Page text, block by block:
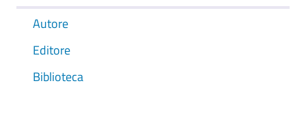
Autore
Editore
Biblioteca